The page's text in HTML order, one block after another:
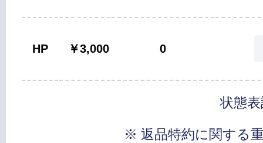
HP ￥3,000 0
状態
※ 返品特約に関する